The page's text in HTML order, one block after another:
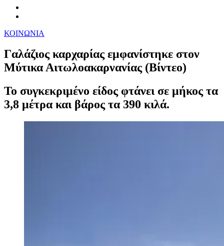
ΚΟΙΝΩΝΙΑ
Γαλάζιος καρχαρίας εμφανίστηκε στον
Μύτικα Αιτωλοακαρνανίας (Βίντεο)
Το συγκεκριμένο είδος φτάνει σε μήκος τα
3,8 μέτρα και βάρος τα 390 κιλά.